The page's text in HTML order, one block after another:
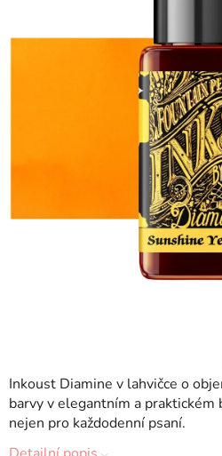
Inkoust Diamine v lahvičce o
barvy v elegantním a
nejen pro každodenní psaní.